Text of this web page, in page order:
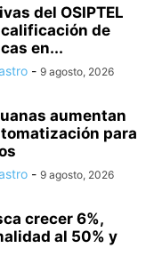
del OSIPTEL
de
en...
- 9 agosto, 2026
aumentan
para
- 9 agosto, 2026
crecer 6%,
al 50% y